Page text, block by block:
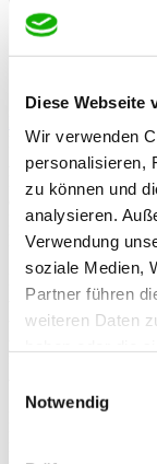
Diese Webseite
Wir verwenden
personalisieren,
zu können und
analysieren.
Verwendung
soziale Medien,
Partner führen
weiteren Daten
Notwendig
In den Warenkorb
Deuka
Artikelbeschreibung
Deuka
energiereiches
Muttermilch ab der
Futter.
Eigenschaften und
- energiereiches
-
füttern
Mit Deuka
Deuka